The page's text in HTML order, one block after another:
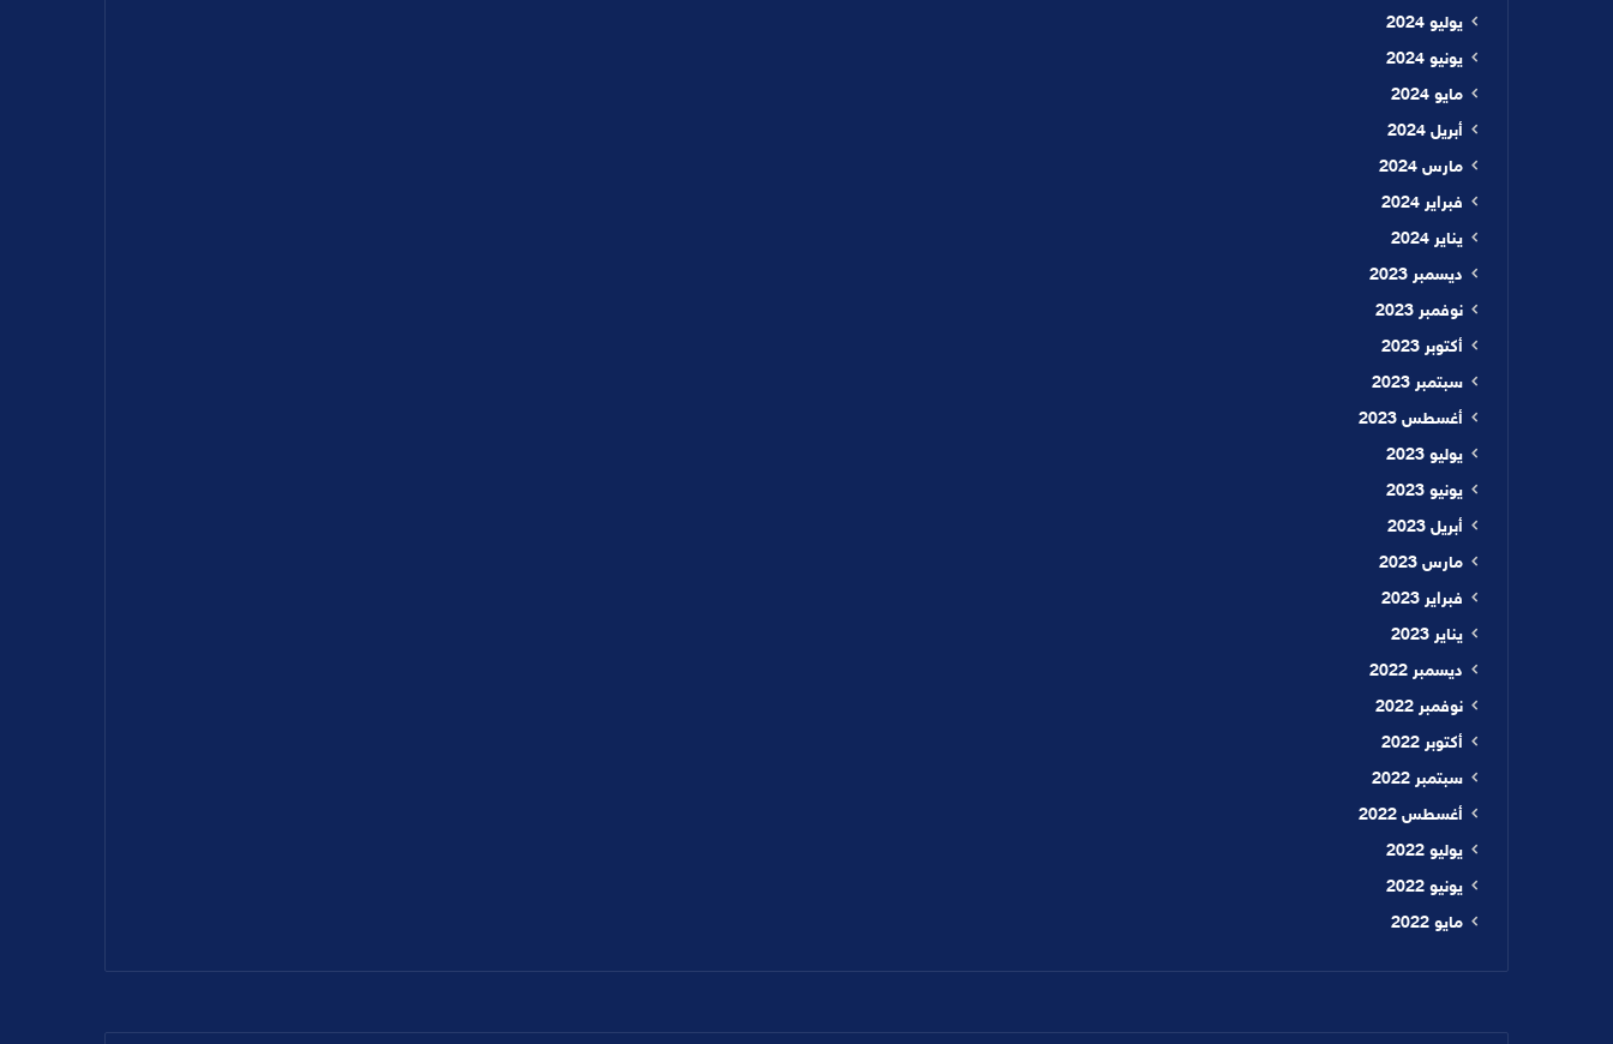
يوليو 2024
يونيو 2024
مايو 2024
أبريل 2024
مارس 2024
فبراير 2024
يناير 2024
ديسمبر 2023
نوفمبر 2023
أكتوبر 2023
سبتمبر 2023
أغسطس 2023
يوليو 2023
يونيو 2023
أبريل 2023
مارس 2023
فبراير 2023
يناير 2023
ديسمبر 2022
نوفمبر 2022
أكتوبر 2022
سبتمبر 2022
أغسطس 2022
يوليو 2022
يونيو 2022
مايو 2022